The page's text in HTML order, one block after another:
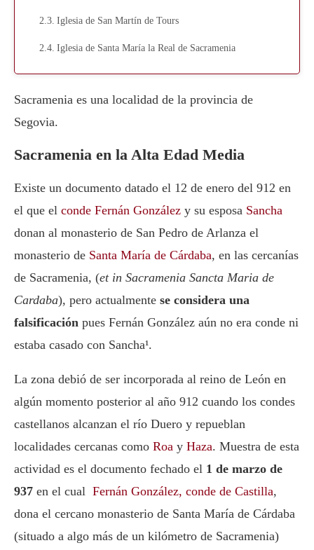
Iglesia de San Martín de Tours
Iglesia de Santa María la Real de Sacramenia
Sacramenia es una localidad de la provincia de
Segovia.
Sacramenia en la Alta Edad Media
Existe un documento datado el 12 de enero del 912 en
el que el conde Fernán González y su esposa Sancha
donan al monasterio de San Pedro de Arlanza el
monasterio de Santa María de Cárdaba, en las cercanías
de Sacramenia, (et in Sacramenia Sancta Maria de
Cardaba), pero actualmente se considera una
falsificación pues Fernán González aún no era conde ni
estaba casado con Sancha¹.
La zona debió de ser incorporada al reino de León en
algún momento posterior al año 912 cuando los condes
castellanos alcanzan el río Duero y repueblan
localidades cercanas como Roa y Haza. Muestra de esta
actividad es el documento fechado el 1 de marzo de
937 en el cual Fernán González, conde de Castilla,
dona el cercano monasterio de Santa María de Cárdaba
(situado a algo más de un kilómetro de Sacramenia)